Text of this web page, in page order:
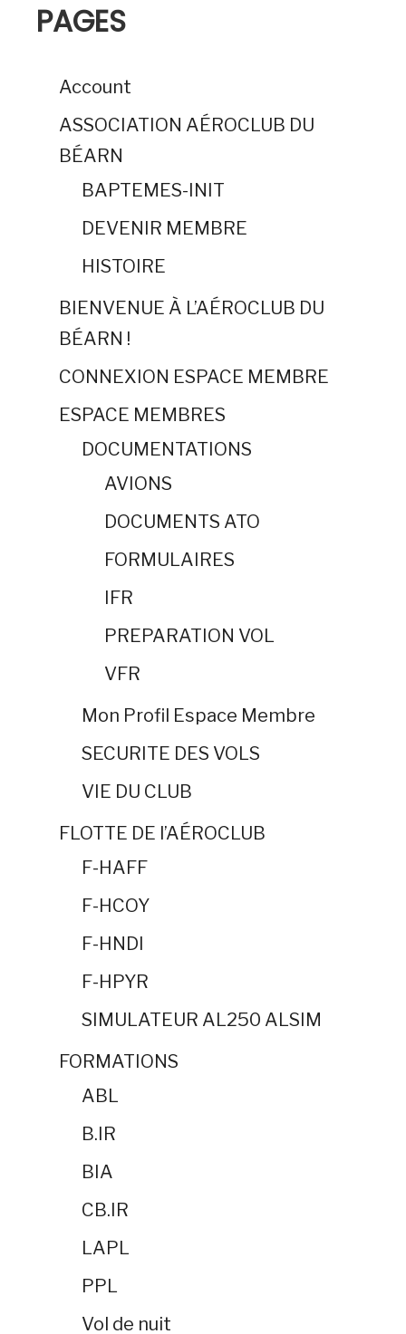
PAGES
Account
ASSOCIATION AÉROCLUB DU
BÉARN
BAPTEMES-INIT
DEVENIR MEMBRE
HISTOIRE
BIENVENUE À L’AÉROCLUB DU
BÉARN !
CONNEXION ESPACE MEMBRE
ESPACE MEMBRES
DOCUMENTATIONS
AVIONS
DOCUMENTS ATO
FORMULAIRES
IFR
PREPARATION VOL
VFR
Mon Profil Espace Membre
SECURITE DES VOLS
VIE DU CLUB
FLOTTE DE l’AÉROCLUB
F-HAFF
F-HCOY
F-HNDI
F-HPYR
SIMULATEUR AL250 ALSIM
FORMATIONS
ABL
B.IR
BIA
CB.IR
LAPL
PPL
Vol de nuit